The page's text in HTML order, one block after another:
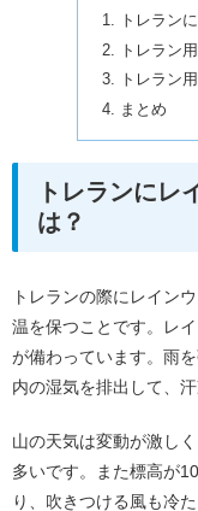
トレラン
トレラン
トレラン
まとめ
トレランにレ
は？
トレランの際にレイン
温を保つことです。レ
が備わっています。雨
内の湿気を排出して、
山の天気は変動が激し
多いです。また標高が
り、吹きつける風も冷